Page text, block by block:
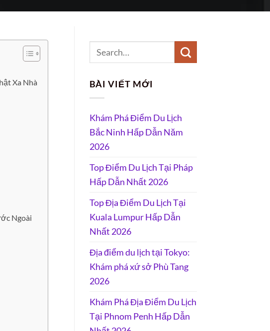
Xa Nhà
Ngoài
BÀI VIẾT MỚI
Khám Phá Điểm Du Lịch
Bắc Ninh Hấp Dẫn Năm
2026
Top Điểm Du Lịch Tại Pháp
Hấp Dẫn Nhất 2026
Top Địa Điểm Du Lịch Tại
Kuala Lumpur Hấp Dẫn
Nhất 2026
Địa điểm du lịch tại Tokyo:
Khám phá xứ sở Phù Tang
2026
Khám Phá Địa Điểm Du Lịch
Tại Phnom Penh Hấp Dẫn